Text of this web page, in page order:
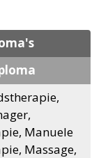
Manuele
Massage,